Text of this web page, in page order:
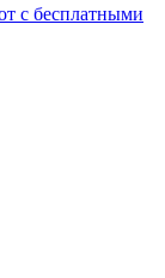
с бесплатными